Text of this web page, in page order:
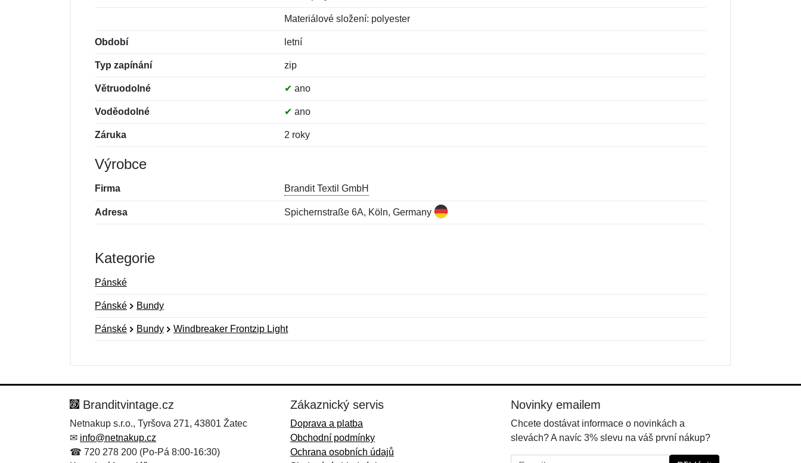
Materiálové složení: polyester
Období letní
Typ zapínání zip
Větruodolné ✔ ano
Voděodolné ✔ ano
Záruka 2 roky
Výrobce
Firma Brandit Textil GmbH
Adresa Spichernstraße 6A, Köln, Germany
Kategorie
Pánské
Pánské Bundy
Pánské Bundy Windbreaker Frontzip Light
Zpráva*
Zpráva*
Branditvintage.cz
Netnakup s.r.o., Tyršova 271, 43801 Žatec
✉ info@netnakup.cz
☎ 720 278 200 (Po-Pá 8:00-16:30)
Zákaznický servis
Doprava a platba
Obchodní podmínky
Ochrana osobních údajů
Novinky emailem
Chcete dostávat informace o novinkách a
slevách? A navíc 3% slevu na váš první nákup?
E-mail: